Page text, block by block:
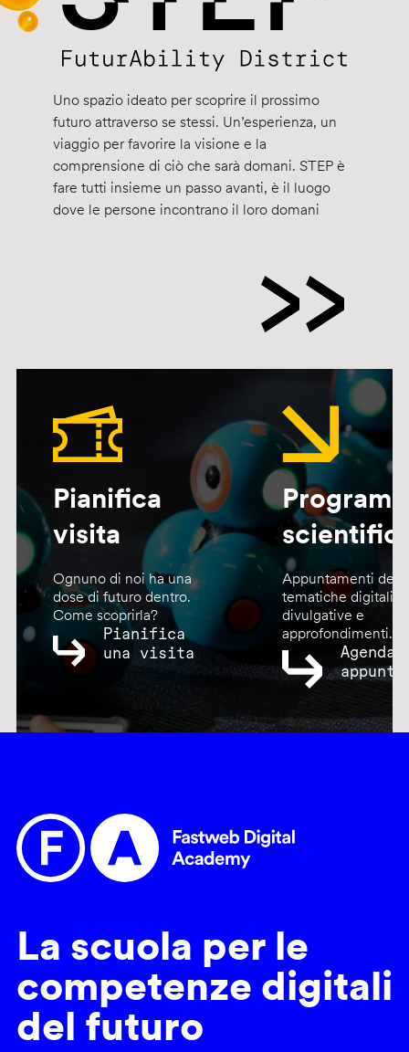
Uno spazio ideato per scoprire il prossimo
futuro attraverso se stessi. Un’esperienza, un
viaggio per favorire la visione e la
comprensione di ciò che sarà domani. STEP è
fare tutti insieme un passo avanti, è il luogo
dove le persone incontrano il loro domani
Pianifica
visita
Ognuno di noi ha una
dose di futuro dentro.
Come scoprirla?
Pianifica
una visita
Appuntamenti
tematiche digitali,
divulgative e
approfondimenti.
Agenda
La scuola per le
competenze digitali
del futuro